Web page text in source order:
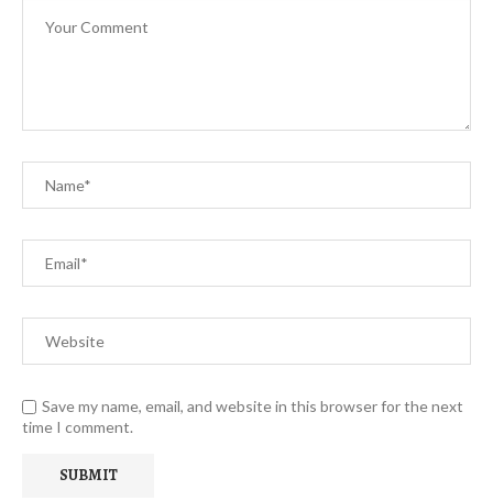
Save my name, email, and website in this browser for the next
time I comment.